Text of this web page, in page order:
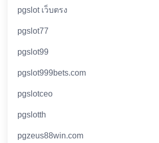
pgslot เว็บตรง
pgslot77
pgslot99
pgslot999bets.com
pgslotceo
pgslotth
pgzeus88win.com